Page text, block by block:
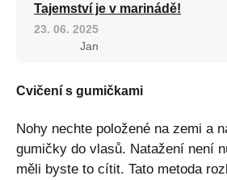
Tajemství je v marinádě!
23. 06. 2025
Jan
Cvičení s gumičkami
Nohy nechte položené na zemi a
gumičky do vlasů. Natažení není
měli byste to cítit. Tato metoda